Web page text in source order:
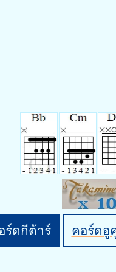
ร์ดกีต้าร์ คอร์ดอู